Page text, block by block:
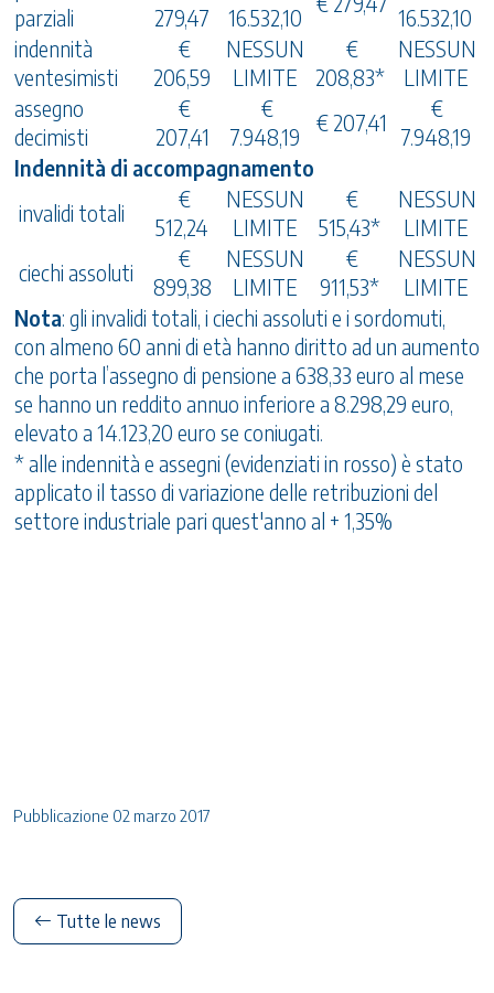
parziali
279,47
16.532,10
16.532,10
indennità
ventesimisti
€
206,59
NESSUN
LIMITE
€
208,83*
NESSUN
LIMITE
assegno
decimisti
€
207,41
€
7.948,19
€ 207,41
€
7.948,19
Indennità di accompagnamento
invalidi totali
€
512,24
NESSUN
LIMITE
€
515,43*
NESSUN
LIMITE
ciechi assoluti
€
899,38
NESSUN
LIMITE
€
911,53*
NESSUN
LIMITE
Nota: gli invalidi totali, i ciechi assoluti e i sordomuti,
con almeno 60 anni di età hanno diritto ad un aumento
che porta l’assegno di pensione a 638,33 euro al mese
se hanno un reddito annuo inferiore a 8.298,29 euro,
elevato a 14.123,20 euro se coniugati.
* alle indennità e assegni (evidenziati in rosso) è stato
applicato il tasso di variazione delle retribuzioni del
settore industriale pari quest'anno al + 1,35%
Pubblicazione 02 marzo 2017
Tutte le news